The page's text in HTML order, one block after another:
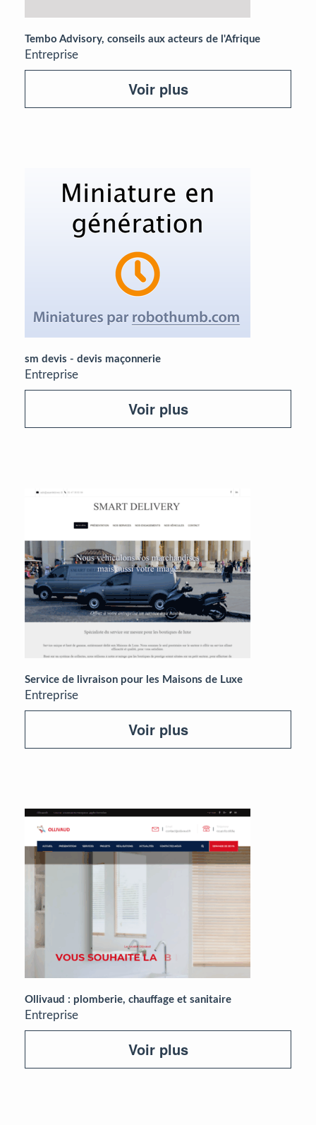
Tembo Advisory, conseils aux acteurs de l'Afrique
Entreprise
Voir plus
sm devis - devis maçonnerie
Entreprise
Voir plus
Service de livraison pour les Maisons de Luxe
Entreprise
Voir plus
Ollivaud : plomberie, chauffage et sanitaire
Entreprise
Voir plus